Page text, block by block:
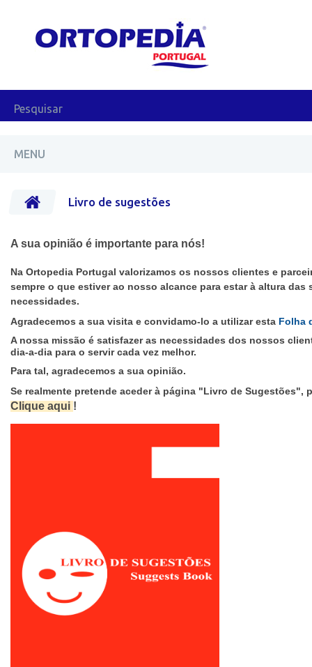
MENU
Livro de sugestões
A sua opinião é importante para nós!
Na Ortopedia Portugal valorizamos os nossos clientes e
sempre o que estiver ao nosso alcance para estar à altura das
necessidades.
Agradecemos a sua visita e convidamo-lo a utilizar esta Folha
A nossa missão é satisfazer as necessidades dos nossos
dia-a-dia para o servir cada vez melhor.
Para tal, agradecemos a sua opinião.
Se realmente pretende aceder à página "Livro de Sugestões",
Clique aqui !